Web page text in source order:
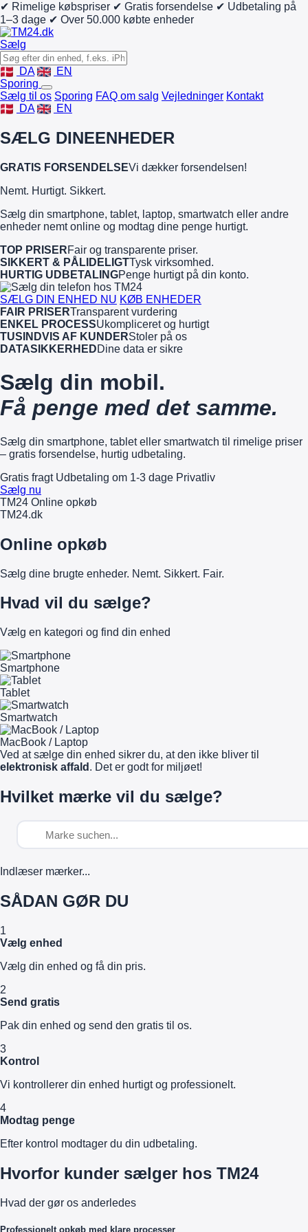
✔ Rimelige købspriser ✔ Gratis forsendelse ✔ Udbetaling på
1–3 dage ✔ Over 50.000 købte enheder
Sælg
DA
EN
Sporing
Sælg til os Sporing FAQ om salg Vejledninger Kontakt
DA
EN
SÆLG DINEENHEDER
GRATIS FORSENDELSEVi dækker forsendelsen!
Nemt. Hurtigt. Sikkert.
Sælg din smartphone, tablet, laptop, smartwatch eller andre
enheder nemt online og modtag dine penge hurtigt.
TOP PRISERFair og transparente priser.
SIKKERT & PÅLIDELIGTTysk virksomhed.
HURTIG UDBETALINGPenge hurtigt på din konto.
SÆLG DIN ENHED NU KØB ENHEDER
FAIR PRISERTransparent vurdering
ENKEL PROCESSUkompliceret og hurtigt
TUSINDVIS AF KUNDERStoler på os
DATASIKKERHEDDine data er sikre
Sælg din mobil.
Få penge med det samme.
Sælg din smartphone, tablet eller smartwatch til rimelige priser
– gratis forsendelse, hurtig udbetaling.
Gratis fragt Udbetaling om 1-3 dage Privatliv
Sælg nu
TM24 Online opkøb
TM24.dk
Online opkøb
Sælg dine brugte enheder. Nemt. Sikkert. Fair.
Hvad vil du sælge?
Vælg en kategori og find din enhed
Smartphone
Tablet
Smartwatch
MacBook / Laptop
Ved at sælge din enhed sikrer du, at den ikke bliver til
elektronisk affald . Det er godt for miljøet!
Hvilket mærke vil du sælge?
Indlæser mærker...
SÅDAN GØR DU
1
Vælg enhed
Vælg din enhed og få din pris.
2
Send gratis
Pak din enhed og send den gratis til os.
3
Kontrol
Vi kontrollerer din enhed hurtigt og professionelt.
4
Modtag penge
Efter kontrol modtager du din udbetaling.
Hvorfor kunder sælger hos TM24
Hvad der gør os anderledes
Professionelt opkøb med klare processer